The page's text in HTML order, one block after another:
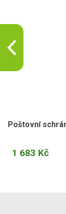
Poštovní
1 683 Kč